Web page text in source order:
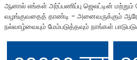
ஆனால் எங்கள் அர்ப்பணிப்பு ஜெலட்டின்
வழங்குவதைத் தாண்டி - அனைவருக்கும்
நல்வாழ்வையும் மேம்படுத்தவும் நாங்கள்